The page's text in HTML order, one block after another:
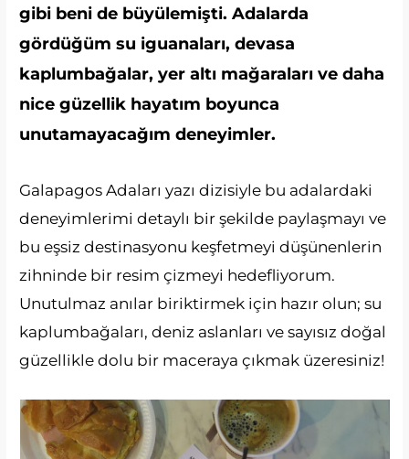
gibi beni de büyülemişti. Adalarda
gördüğüm su iguanaları, devasa
kaplumbağalar, yer altı mağaraları ve daha
nice güzellik hayatım boyunca
unutamayacağım deneyimler.
Galapagos Adaları yazı dizisiyle bu adalardaki
deneyimlerimi detaylı bir şekilde paylaşmayı ve
bu eşsiz destinasyonu keşfetmeyi düşünenlerin
zihninde bir resim çizmeyi hedefliyorum.
Unutulmaz anılar biriktirmek için hazır olun; su
kaplumbağaları, deniz aslanları ve sayısız doğal
güzellikle dolu bir maceraya çıkmak üzeresiniz!